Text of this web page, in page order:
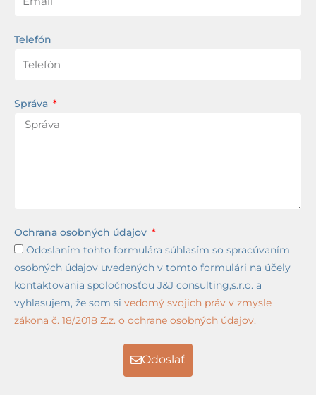
Telefón
Správa
Ochrana osobných údajov
Odoslaním tohto formulára súhlasím so spracúvaním
osobných údajov uvedených v tomto formulári na účely
kontaktovania spoločnosťou J&J consulting,s.r.o. a
vyhlasujem, že som si vedomý svojich práv v zmysle
zákona č. 18/2018 Z.z. o ochrane osobných údajov.
Odoslať